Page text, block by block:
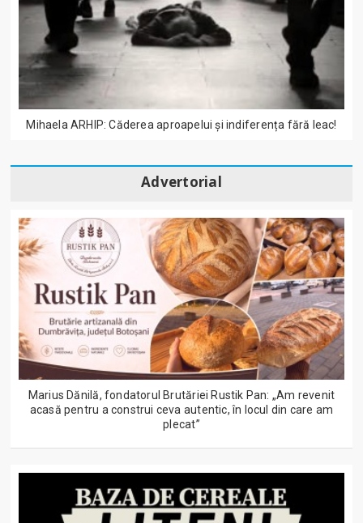
Mihaela ARHIP: Căderea aproapelui și indiferența fără leac!
Advertorial
Marius Dănilă, fondatorul Brutăriei Rustik Pan: „Am revenit
acasă pentru a construi ceva autentic, în locul din care am
plecat”